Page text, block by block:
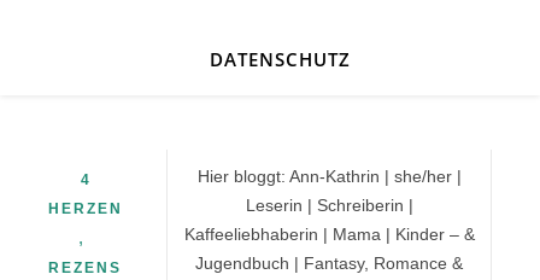
DATENSCHUTZ
4
HERZEN
,
REZENSION
Hier bloggt: Ann-Kathrin | she/her |
Leserin | Schreiberin |
Kaffeeliebhaberin | Mama | Kinder – &
Jugendbuch | Fantasy, Romance &